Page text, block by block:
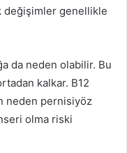
değişimler genellikle
da neden olabilir. Bu
kalkar. B12
neden pernisiyöz
olma riski